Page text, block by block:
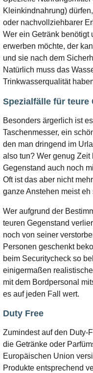
Kleinkindnahrung)
oder nachvollziehbarer
Wer ein Getränk benötigt
erwerben möchte, der
und sie nach dem
Natürlich muss das
Trinkwasserqualität
Spezialfälle für teure
Besonders ärgerlich ist
Taschenmesser, ein
den man dringend im
also tun? Wer genug
Gegenstand auch noch
Oft ist das aber nicht
ganze Anstehen meist
Wer aufgrund der
teuren Gegenstand
noch von seiner
Personen geschenkt
beim Securitycheck so
einigermaßen
mit dem Bordpersonal
es auf jeden Fall wert.
Duty Free
Zumindest auf den Duty-
die Getränke oder
Europäischen Union
Produkte entsprechend